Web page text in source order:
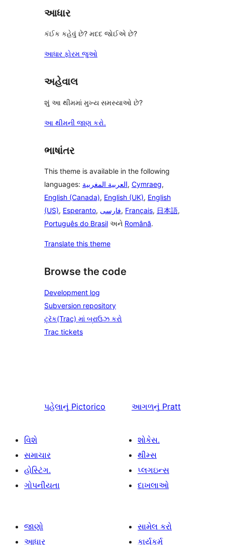
આધાર
કંઈક કહેવું છે? મદદ જોઈએ છે?
આધાર ફોરમ જુઓ
અહેવાલ
શું આ થીમમાં મુખ્ય સમસ્યાઓ છે?
આ થીમની જાણ કરો.
ભાષાંતર
This theme is available in the following
languages: العربية المغربية, Cymraeg,
English (Canada), English (UK), English
(US), Esperanto, فارسی, Français, 日本語,
Português do Brasil અને Română.
Translate this theme
Browse the code
Development log
Subversion repository
ટ્રૅક(Trac) માં બ્રાઉઝ કરો
Trac tickets
પહેલાનું Pictorico આગળનું Pratt
વિશે
સમાચાર
હોસ્ટિંગ.
ગોપનીયતા
શોકેસ.
થીમ્સ
પ્લગઇન્સ
દાખલાઓ
જાણો
આધાર
સામેલ કરો
કાર્યકર્મ